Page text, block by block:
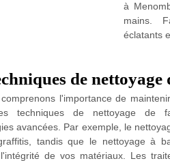
à
mains.
éclatants
de
l'importance de
techniques de nettoyage de
avancées. Par exemple, le
tandis que le nettoyage à
de vos matériaux. Les